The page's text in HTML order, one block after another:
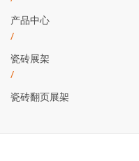
产品中心
/
瓷砖展架
/
瓷砖翻页展架